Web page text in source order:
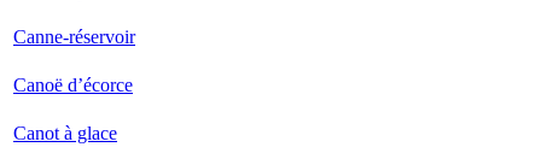
Canne-réservoir
Canoë d’écorce
Canot à glace